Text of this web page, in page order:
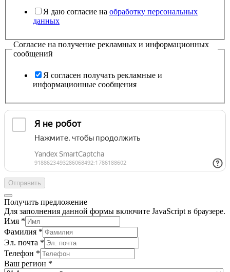
Я даю согласие на обработку персональных
данных
Согласие на получение рекламных и информационных
сообщений
Я согласен получать рекламные и
информационные сообщения
Отправить
Получить предложение
Для заполнения данной формы включите JavaScript в браузере.
Имя *
Фамилия *
Эл. почта *
Телефон *
Ваш регион *